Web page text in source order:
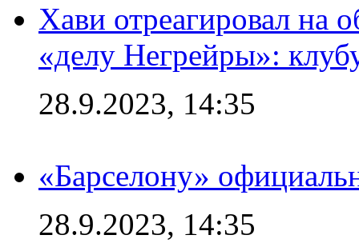
Хави отреагировал на
«делу Негрейры»:
28.9.2023, 14:35
«Барселону»
28.9.2023, 14:35